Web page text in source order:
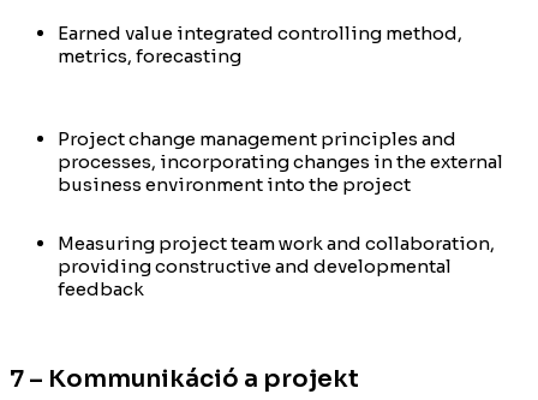
Earned value integrated controlling method,
metrics, forecasting
Project change management principles and
processes, incorporating changes in the external
business environment into the project
Measuring project team work and collaboration,
providing constructive and developmental
feedback
7 – Kommunikáció a projekt